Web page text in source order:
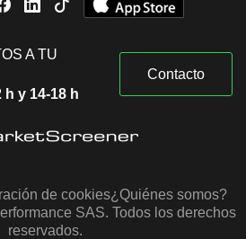
A TU
h y 14-18 h
Contacto
de cookies¿Quiénes somos?
SAS. Todos los derechos
reservados.